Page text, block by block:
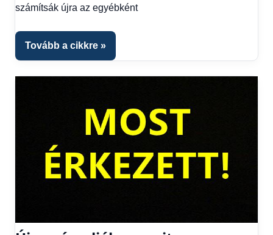
számítsák újra az egyébként
Tovább a cikkre